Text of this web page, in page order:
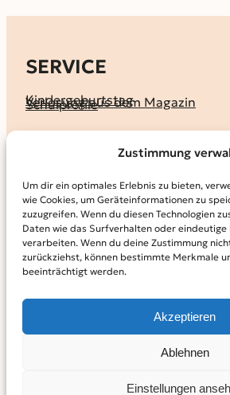
Zustimmung
Um dir ein optimales Erlebnis zu bieten,
wie Cookies, um Geräteinformationen zu
zuzugreifen. Wenn du diesen Technologien
Daten wie das Surfverhalten oder
verarbeiten. Wenn du deine Zustimmung
zurückziehst, können bestimmte Merkmale
beeinträchtigt werden.
Akzeptieren
Ablehnen
Einstellungen
SERVICE
Kindergeburtstag
Verlosung aus dem Magazin
Schulprofile
KALENDER
MAGAZIN
KidS-Ausgaben online lesen
Abonnement
Archiv
INFO
Datenschutz­erklärung
Powered by